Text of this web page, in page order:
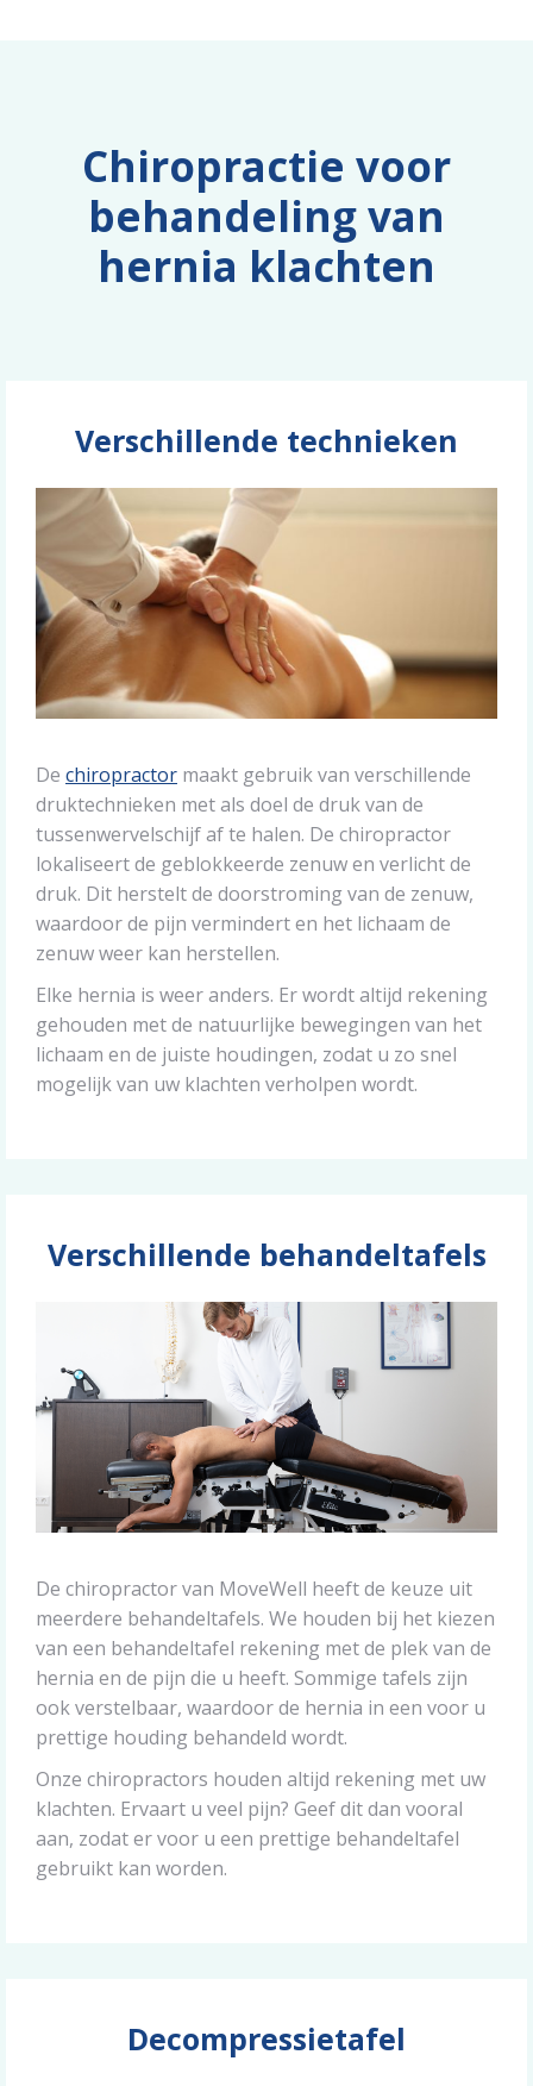
Chiropractie voor
behandeling van
hernia klachten
Verschillende technieken
De chiropractor maakt gebruik van verschillende
druktechnieken met als doel de druk van de
tussenwervelschijf af te halen. De chiropractor
lokaliseert de geblokkeerde zenuw en verlicht de
druk. Dit herstelt de doorstroming van de zenuw,
waardoor de pijn vermindert en het lichaam de
zenuw weer kan herstellen.
Elke hernia is weer anders. Er wordt altijd rekening
gehouden met de natuurlijke bewegingen van het
lichaam en de juiste houdingen, zodat u zo snel
mogelijk van uw klachten verholpen wordt.
Verschillende behandeltafels
De chiropractor van MoveWell heeft de keuze uit
meerdere behandeltafels. We houden bij het kiezen
van een behandeltafel rekening met de plek van de
hernia en de pijn die u heeft. Sommige tafels zijn
ook verstelbaar, waardoor de hernia in een voor u
prettige houding behandeld wordt.
Onze chiropractors houden altijd rekening met uw
klachten. Ervaart u veel pijn? Geef dit dan vooral
aan, zodat er voor u een prettige behandeltafel
gebruikt kan worden.
Decompressietafel